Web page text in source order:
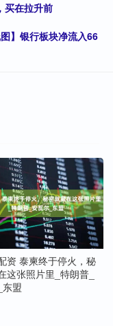
买在拉升前
】银行板块净流入66
资 泰柬终于停火，秘
这张照片里_特朗普_
盟